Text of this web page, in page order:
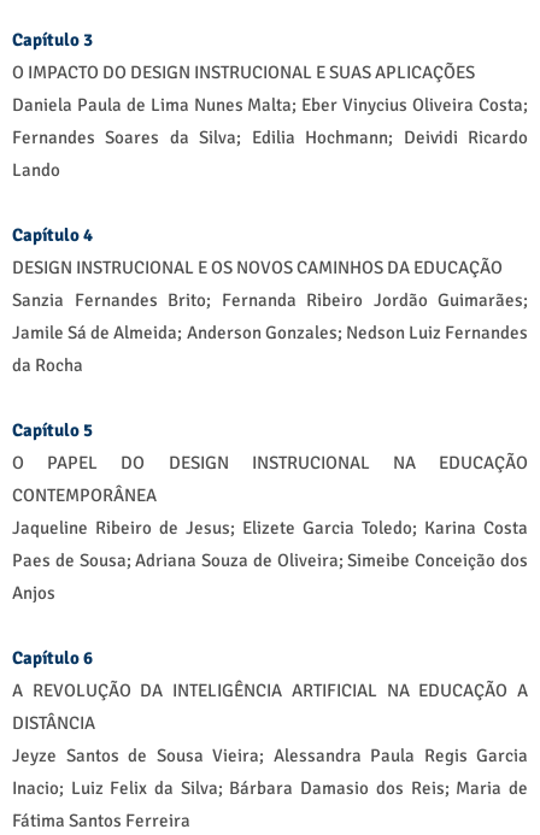
Capítulo 3
O IMPACTO DO DESIGN INSTRUCIONAL E SUAS APLICAÇÕES
Daniela Paula de Lima Nunes Malta; Eber Vinycius Oliveira Costa;
Fernandes Soares da Silva; Edilia Hochmann; Deividi Ricardo
Lando
Capítulo 4
DESIGN INSTRUCIONAL E OS NOVOS CAMINHOS DA EDUCAÇÃO
Sanzia Fernandes Brito; Fernanda Ribeiro Jordão Guimarães;
Jamile Sá de Almeida; Anderson Gonzales; Nedson Luiz Fernandes
da Rocha
Capítulo 5
O PAPEL DO DESIGN INSTRUCIONAL NA EDUCAÇÃO
CONTEMPORÂNEA
Jaqueline Ribeiro de Jesus; Elizete Garcia Toledo; Karina Costa
Paes de Sousa; Adriana Souza de Oliveira; Simeibe Conceição dos
Anjos
Capítulo 6
A REVOLUÇÃO DA INTELIGÊNCIA ARTIFICIAL NA EDUCAÇÃO A
DISTÂNCIA
Jeyze Santos de Sousa Vieira; Alessandra Paula Regis Garcia
Inacio; Luiz Felix da Silva; Bárbara Damasio dos Reis; Maria de
Fátima Santos Ferreira